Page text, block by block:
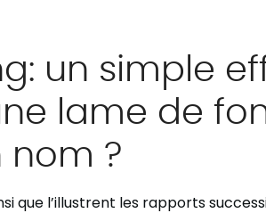
un simple
lame de
nom ?
que l’illustrent les rapports